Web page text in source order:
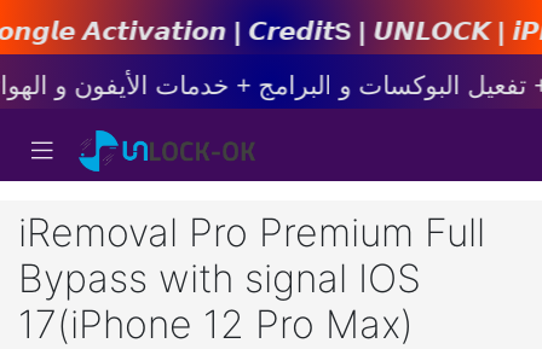
𝘼𝙘𝙩𝙞𝙫𝙖𝙩𝙞𝙤𝙣 | 𝘾𝙧𝙚𝙙𝙞𝙩s | 𝙐𝙉𝙇𝙊𝘾𝙆 |
iRemoval Pro Premium Full
Bypass with signal IOS
17(iPhone 12 Pro Max)